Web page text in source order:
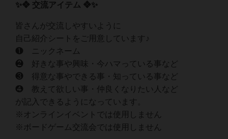
✨❖ 交流アイテム ❖✨
皆さんが交流しやすいように
自己紹介シートをご用意しています♪
❶ ニックネーム
❷ 好きな事や興味・今ハマっている事など
❸ 得意な事やできる事・知っている事など
❹ 教えて欲しい事・仲良くなりたい人など
が記入できるようになっています。
※オンラインイベントでは使用しません
※ボードゲーム交流会では使用しません